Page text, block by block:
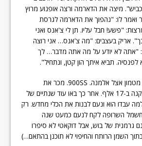
מיצה את הדארמה ורצה אופנוע מרוץ
ואמר לו: "נהפוך את הדארמה לגרסת
"פשע! חבל עליו. תן לי צ'אנס ואני
אריק בעצבים: "מה צ'אנס… אני רוצה
"אתה לא יודע על מה אתה מדבר… לך
תביא איתך הון קטן, ונתחיל".
עברו שנתיים והתגלה מטמון אצל אלמנה. 900SS. מכר את
הדארמה ב-17 אלף וקנה ב-17 אלף. אחר כך באו עוד שנתיים של
עבדו הוא ונעם לבנות את הכלי מחדש. רק
השרופה לקח לנעם כמעט שנה
של בוש, אבל דוקאטי לא סיפרו
השמן הרותח והחיפוי לא תוכנן בהתאם…)